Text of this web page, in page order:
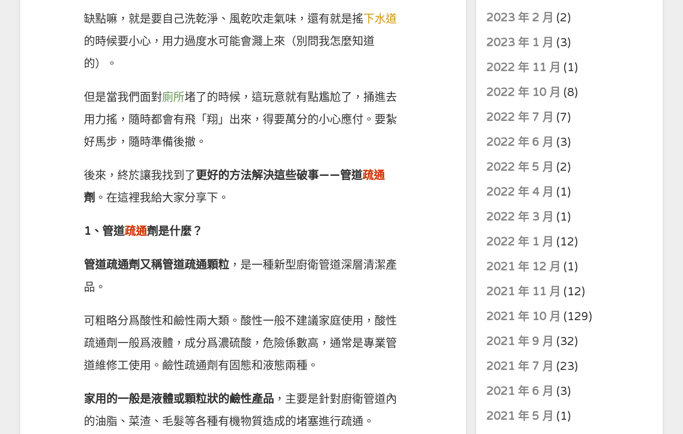
缺點嘛，就是要自己洗乾淨、風乾吹走氣味，還有就是搖下水道
的時候要小心，用力過度水可能會濺上來（別問我怎麼知道
的）。
但是當我們面對廁所堵了的時候，這玩意就有點尷尬了，捅進去
用力搖，隨時都會有飛「翔」出來，得要萬分的小心應付。要紮
好馬步，隨時準備後撤。
後來，終於讓我找到了更好的方法解決這些破事——管道疏通
劑 。在這裡我給大家分享下。
1、管道疏通劑是什麼？
管道疏通劑又稱管道疏通顆粒 ，是一種新型廚衛管道深層清潔產
品。
可粗略分爲酸性和鹼性兩大類。酸性一般不建議家庭使用，酸性
疏通劑一般爲液體，成分爲濃硫酸，危險係數高，通常是專業管
道維修工使用。鹼性疏通劑有固態和液態兩種。
家用的一般是液體或顆粒狀的鹼性產品 ，主要是針對廚衛管道內
的油脂、菜渣、毛髮等各種有機物質造成的堵塞進行疏通。
2023 年 2 月 (2)
2023 年 1 月 (3)
2022 年 11 月 (1)
2022 年 10 月 (8)
2022 年 7 月 (7)
2022 年 6 月 (3)
2022 年 5 月 (2)
2022 年 4 月 (1)
2022 年 3 月 (1)
2022 年 1 月 (12)
2021 年 12 月 (1)
2021 年 11 月 (12)
2021 年 10 月 (129)
2021 年 9 月 (32)
2021 年 7 月 (23)
2021 年 6 月 (3)
2021 年 5 月 (1)